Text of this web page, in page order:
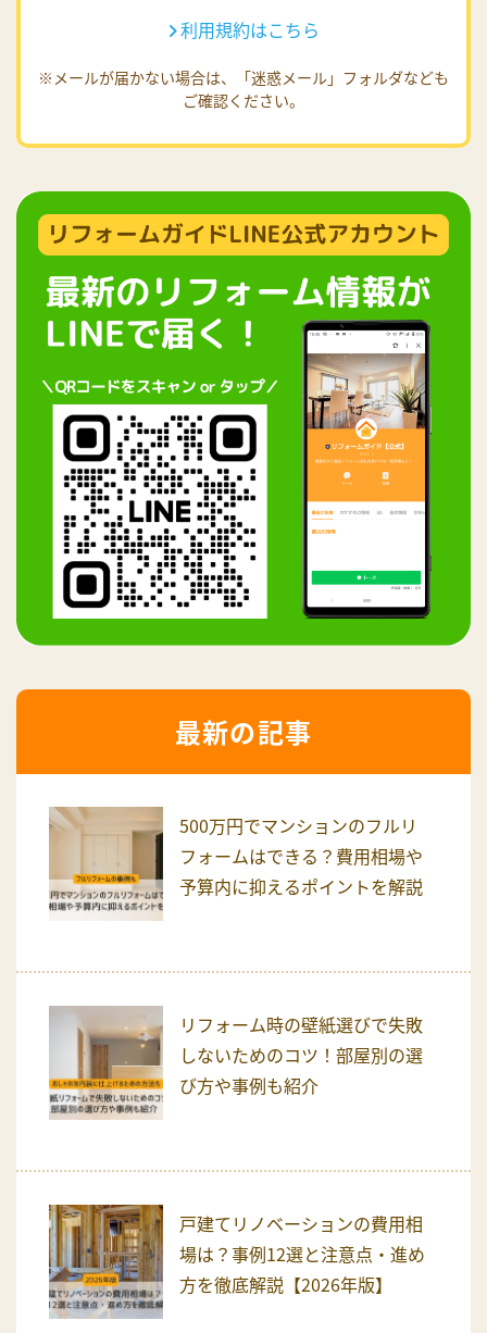
利用規約はこちら
※メールが届かない場合は、「迷惑メール」フォルダなども
ご確認ください。
最新の記事
500万円でマンションのフルリ
フォームはできる？費用相場や
予算内に抑えるポイントを解説
リフォーム時の壁紙選びで失敗
しないためのコツ！部屋別の選
び方や事例も紹介
戸建てリノベーションの費用相
場は？事例12選と注意点・進め
方を徹底解説【2026年版】